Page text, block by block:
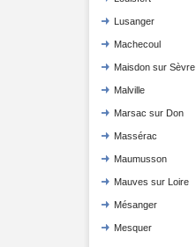
Lusanger
Machecoul
Maisdon sur Sèvre
Malville
Marsac sur Don
Massérac
Maumusson
Mauves sur Loire
Mésanger
Mesquer